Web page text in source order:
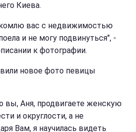
Киева.
вас с недвижимостью
и не могу подвинуться", -
к фотографии.
новое фото певицы
вы, Аня, продвигаете женскую
и округлости, а не
Вам, я научилась видеть